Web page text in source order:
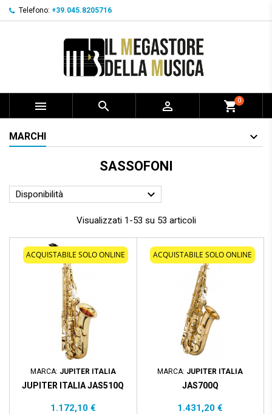
Telefono: +39.045.8205716
   shopping_cart0
MARCHI
SASSOFONI
Disponibilità 
Visualizzati 1-53 su 53 articoli
ACQUISTABILE SOLO ONLINE
MARCA: JUPITER ITALIA
JUPITER ITALIA JAS510Q
Prezzo
1.172,10 €
ACQUISTABILE SOLO ONLINE
MARCA: JUPITER ITALIA
JAS700Q
Prezzo
1.431,20 €